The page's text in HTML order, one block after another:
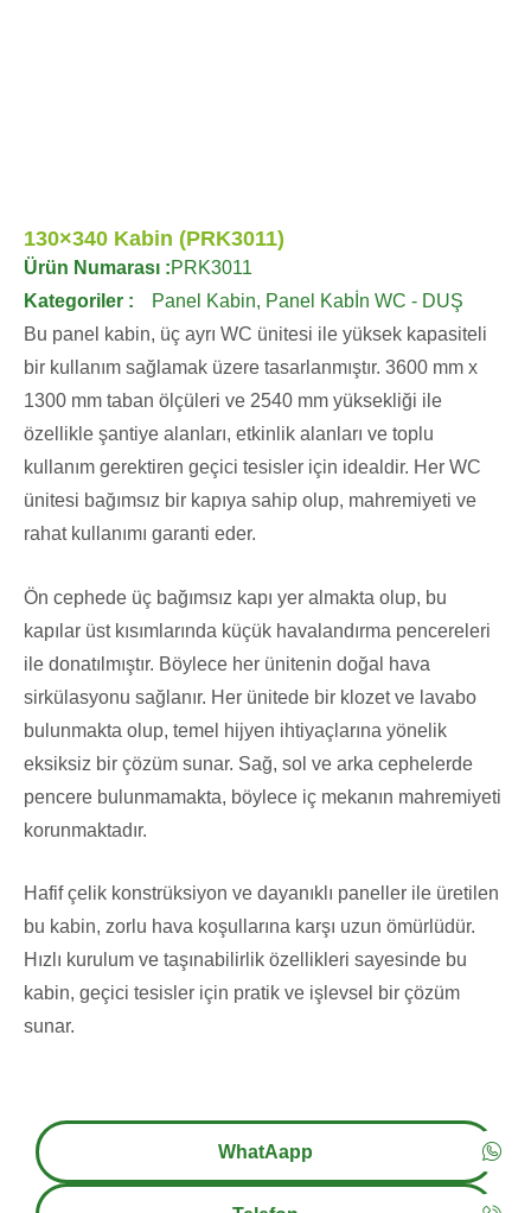
130×340 Kabin (PRK3011)
Ürün Numarası :PRK3011
Kategoriler :
Panel Kabin, Panel Kabİn WC - DUŞ
Bu panel kabin, üç ayrı WC ünitesi ile yüksek kapasiteli
bir kullanım sağlamak üzere tasarlanmıştır. 3600 mm x
1300 mm taban ölçüleri ve 2540 mm yüksekliği ile
özellikle şantiye alanları, etkinlik alanları ve toplu
kullanım gerektiren geçici tesisler için idealdir. Her WC
ünitesi bağımsız bir kapıya sahip olup, mahremiyeti ve
rahat kullanımı garanti eder.
Ön cephede üç bağımsız kapı yer almakta olup, bu
kapılar üst kısımlarında küçük havalandırma pencereleri
ile donatılmıştır. Böylece her ünitenin doğal hava
sirkülasyonu sağlanır. Her ünitede bir klozet ve lavabo
bulunmakta olup, temel hijyen ihtiyaçlarına yönelik
eksiksiz bir çözüm sunar. Sağ, sol ve arka cephelerde
pencere bulunmamakta, böylece iç mekanın mahremiyeti
korunmaktadır.
Hafif çelik konstrüksiyon ve dayanıklı paneller ile üretilen
bu kabin, zorlu hava koşullarına karşı uzun ömürlüdür.
Hızlı kurulum ve taşınabilirlik özellikleri sayesinde bu
kabin, geçici tesisler için pratik ve işlevsel bir çözüm
sunar.
WhatAapp